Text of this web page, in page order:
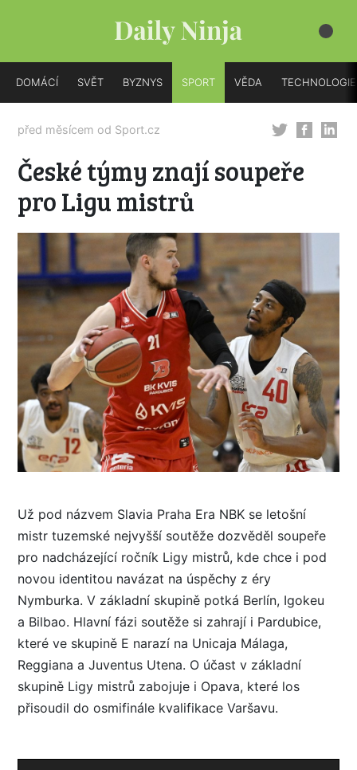
DOMÁCÍ SVĚT BYZNYS SPORT VĚDA TECHNOLOGIE
před měsícem od Sport.cz
České týmy znají soupeře
pro Ligu mistrů
Už pod názvem Slavia Praha Era NBK se letošní
mistr tuzemské nejvyšší soutěže dozvěděl soupeře
pro nadcházející ročník Ligy mistrů, kde chce i pod
novou identitou navázat na úspěchy z éry
Nymburka. V základní skupině potká Berlín, Igokeu
a Bilbao. Hlavní fázi soutěže si zahrají i Pardubice,
které ve skupině E narazí na Unicaja Málaga,
Reggiana a Juventus Utena. O účast v základní
skupině Ligy mistrů zabojuje i Opava, které los
přisoudil do osmifinále kvalifikace Varšavu.